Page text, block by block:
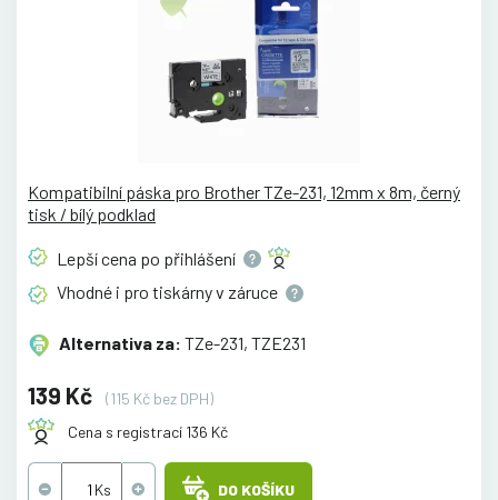
Kompatibilní páska pro Brother TZe-231, 12mm x 8m, černý
tisk / bílý podklad
Lepší cena po přihlášení
Vhodné i pro tiskárny v záruce
Alternativa za: TZe-231, TZE231
139 Kč
(115 Kč bez DPH)
Cena s registrací 136 Kč
DO KOŠÍKU